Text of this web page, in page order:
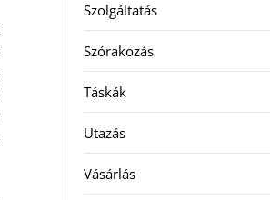
Szolgáltatás
Szórakozás
Táskák
Utazás
Vásárlás